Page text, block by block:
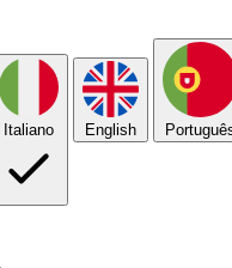
Italiano English